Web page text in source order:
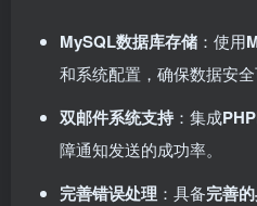
MySQL数据库存储 ：使用
和系统配置，确保数据安全
双邮件系统支持：集成
障通知发送的成功率。
完善错误处理 ：具备完善